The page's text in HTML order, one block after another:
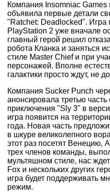
Компания Insomniac
объявила первые детали
"Ratchet: Deadlocked". Игра
PlayStation 2 уже вначале
главный герой решил
робота Кланка и заняться
стиле Master Chief и при
персонажей. Вполне
галактики просто ждут, не
Компания Sucker Punch
анонсировала третью часть
приключения "Sly 3" в
игра появится на
года. Новая часть
в шкуре великолепного
этот раз посетят Венецию,
трех членов команды,
мультяшном стиле, нас
Fox и нескольких других
игра будет поддерживать
режим.